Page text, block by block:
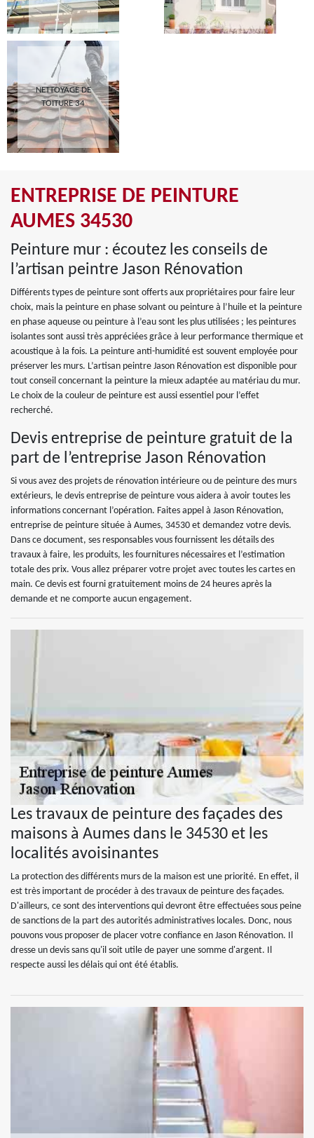
NETTOYAGE DE
TOITURE 34
ENTREPRISE DE PEINTURE
AUMES 34530
Peinture mur : écoutez les conseils de
l’artisan peintre Jason Rénovation
Différents types de peinture sont offerts aux propriétaires pour faire leur
choix, mais la peinture en phase solvant ou peinture à l’huile et la peinture
en phase aqueuse ou peinture à l’eau sont les plus utilisées ; les peintures
isolantes sont aussi très appréciées grâce à leur performance thermique et
acoustique à la fois. La peinture anti-humidité est souvent employée pour
préserver les murs. L’artisan peintre Jason Rénovation est disponible pour
tout conseil concernant la peinture la mieux adaptée au matériau du mur.
Le choix de la couleur de peinture est aussi essentiel pour l’effet
recherché.
Devis entreprise de peinture gratuit de la
part de l’entreprise Jason Rénovation
Si vous avez des projets de rénovation intérieure ou de peinture des murs
extérieurs, le devis entreprise de peinture vous aidera à avoir toutes les
informations concernant l’opération. Faites appel à Jason Rénovation,
entreprise de peinture située à Aumes, 34530 et demandez votre devis.
Dans ce document, ses responsables vous fournissent les détails des
travaux à faire, les produits, les fournitures nécessaires et l’estimation
totale des prix. Vous allez préparer votre projet avec toutes les cartes en
main. Ce devis est fourni gratuitement moins de 24 heures après la
demande et ne comporte aucun engagement.
Les travaux de peinture des façades des
maisons à Aumes dans le 34530 et les
localités avoisinantes
La protection des différents murs de la maison est une priorité. En effet, il
est très important de procéder à des travaux de peinture des façades.
D'ailleurs, ce sont des interventions qui devront être effectuées sous peine
de sanctions de la part des autorités administratives locales. Donc, nous
pouvons vous proposer de placer votre confiance en Jason Rénovation. Il
dresse un devis sans qu'il soit utile de payer une somme d'argent. Il
respecte aussi les délais qui ont été établis.